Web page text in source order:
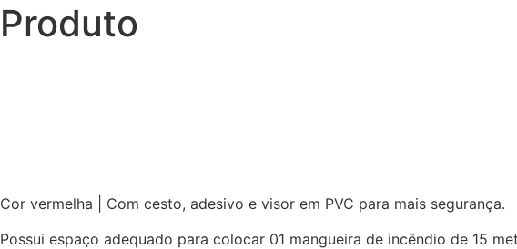
Produto
Cor vermelha | Com cesto, adesivo e visor em PVC para mais segurança.
Possui espaço adequado para colocar 01 mangueira de incêndio de 15